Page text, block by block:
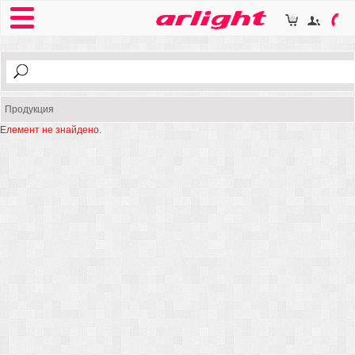
Продукция
Елемент не знайдено.